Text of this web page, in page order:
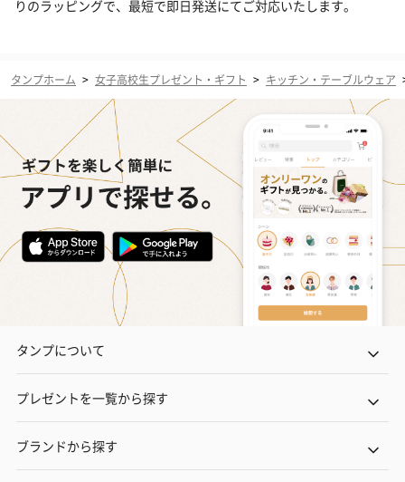
りのラッピングで、最短で即日発送にてご対応いたします。
タンプホーム > 女子高校生プレゼント・ギフト > キッチン・テーブルウェア
タンプについて
プレゼントを一覧から探す
ブランドから探す